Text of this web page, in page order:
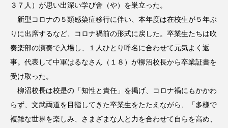
３７人）が思い出深い学び舎（や）を巣立った。
新型コロナの５類感染症移行に伴い、本年度は在校生が５年ぶ
りに出席するなど、コロナ禍前の形式に戻した。卒業生たちは吹
奏楽部の演奏で入場し、１人ひとり呼名に合わせて元気よく返
事。代表して中軍はるなさん（１８）が柳沼校長から卒業証書を
受け取った。
柳沼校長は校是の「知性と責任」を掲げ、コロナ禍にもかかわ
らず、文武両道を目指してきた卒業生をたたえながら、「多様で
複雑な世界を楽しみ、さまざまな人と力を合わせて自らを高め、